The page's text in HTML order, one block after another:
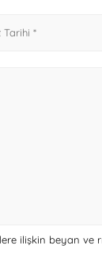
ilişkin beyan ve